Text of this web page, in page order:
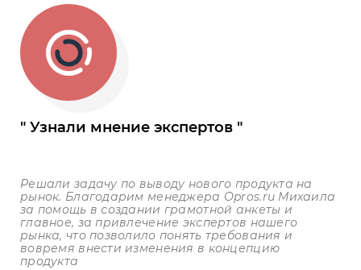
Узнали мнение экспертов
Решали задачу по выводу нового продукта на
рынок. Благодарим менеджера Opros.ru Михаила
за помощь в создании грамотной анкеты и
главное, за привлечение экспертов нашего
рынка, что позволило понять требования и
вовремя внести изменения в концепцию
продукта